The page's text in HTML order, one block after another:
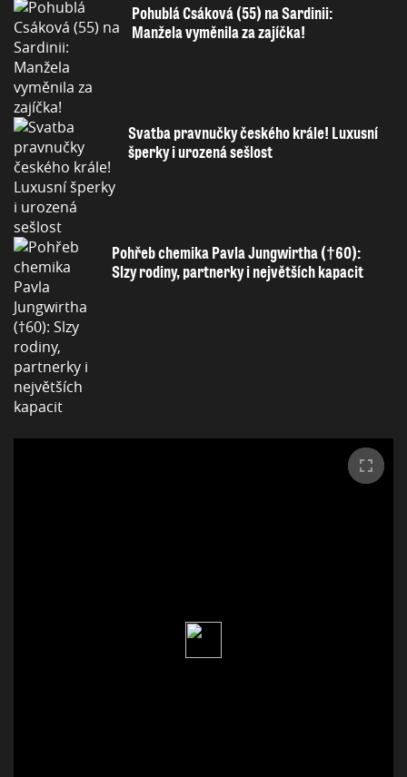
Pohublá Csáková (55) na Sardinii:
Manžela vyměnila za zajíčka!
Svatba pravnučky českého krále! Luxusní
šperky i urozená sešlost
Pohřeb chemika Pavla Jungwirtha (†60):
Slzy rodiny, partnerky i největších kapacit